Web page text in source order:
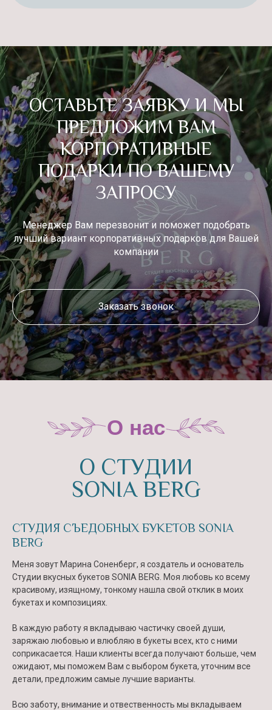
ОСТАВЬТЕ ЗАЯВКУ И МЫ
ПРЕДЛОЖИМ ВАМ
КОРПОРАТИВНЫЕ
ПОДАРКИ ПО ВАШЕМУ
ЗАПРОСУ
Менеджер Вам перезвонит и поможет подобрать
лучший вариант корпоративных подарков для Вашей
компании
Заказать звонок
СТУДИЯ СЪЕДОБНЫХ БУКЕТОВ SONIA
BERG
Меня зовут Марина Соненберг, я создатель и основатель
Студии вкусных букетов SONIA BERG. Моя любовь ко всему
красивому, изящному, тонкому нашла свой отклик в моих
букетах и композициях.
В каждую работу я вкладываю частичку своей души,
заряжаю любовью и влюбляю в букеты всех, кто с ними
соприкасается. Наши клиенты всегда получают больше, чем
ожидают, мы поможем Вам с выбором букета, уточним все
детали, предложим самые лучшие варианты.
Всю заботу, внимание и отвественность мы вкладываем
ВДОХНОВЕНИЕ ДЛЯ
ПОДАРКА
Галерея